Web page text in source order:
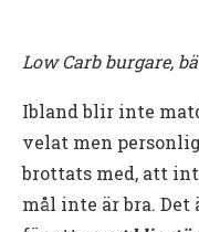
Low Carb burgare,
Ibland blir inte
velat men
brottats med, att
mål inte är bra.